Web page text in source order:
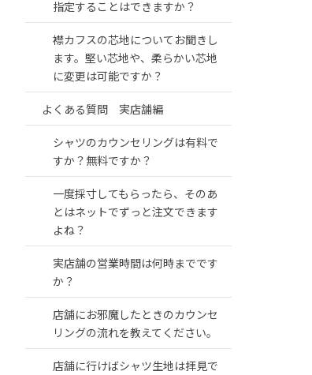
指定することはできますか？
襟カフスの芯地についてお聞きし
ます。堅い芯地や、柔らかい芯地
に変更は可能ですか？
よくある質問 実店舗編
シャツのカウンセリングは有料で
すか？無料ですか？
一度採寸してもらったら、そのあ
とはネットでずっと注文できます
よね？
実店舗の営業時間は何時までです
か？
店舗にお邪魔したときのカウンセ
リングの流れを教えてください。
店舗に行けばシャツ生地は拝見で